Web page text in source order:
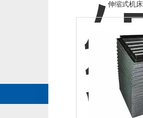
伸缩式机